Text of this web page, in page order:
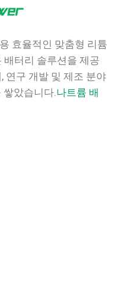
효율적인 맞춤형 리튬
배터리 솔루션을 제공
연구 개발 및 제조 분야
쌓았습니다.나트륨 배